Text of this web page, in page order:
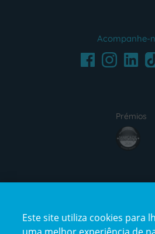
Acompanhe-
FacebookInstagramLinkedIn
Prémios
award4
certification2
Este site utiliza cookies para